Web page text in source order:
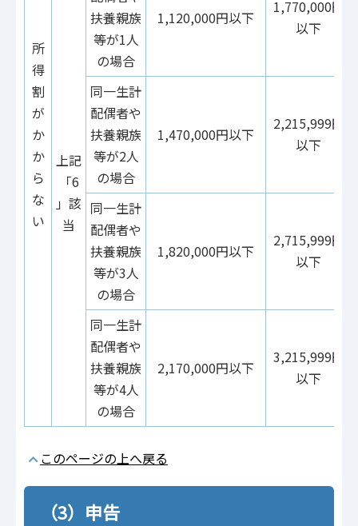
所
得
割
が
か
か
ら
な
い
上記
「6
」該
当
扶養親族
等が1人
の場合
1,120,000円以下
1,770,000円
以下
同一生計
配偶者や
扶養親族
等が2人
の場合
1,470,000円以下
2,215,999円
以下
同一生計
配偶者や
扶養親族
等が3人
の場合
1,820,000円以下
2,715,999円
以下
同一生計
配偶者や
扶養親族
等が4人
の場合
2,170,000円以下
3,215,999円
以下
このページの上へ戻る
（3）申告